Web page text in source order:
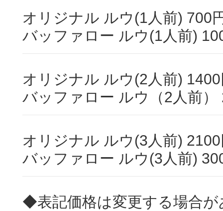
オリジナル ルウ(1人前) 700
バッファロー ルウ(1人前)
オリジナル ルウ(2人前)
バッファロー ルウ（2人前）
オリジナル ルウ(3人前)
バッファロー ルウ(3人前)
◆表記価格は変更する場合が